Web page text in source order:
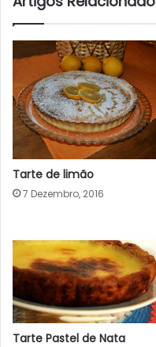
Tarte de limão
7 Dezembro, 2016
Tarte Pastel de Nata